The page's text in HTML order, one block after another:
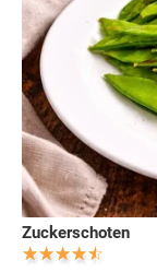
Zuckerschoten